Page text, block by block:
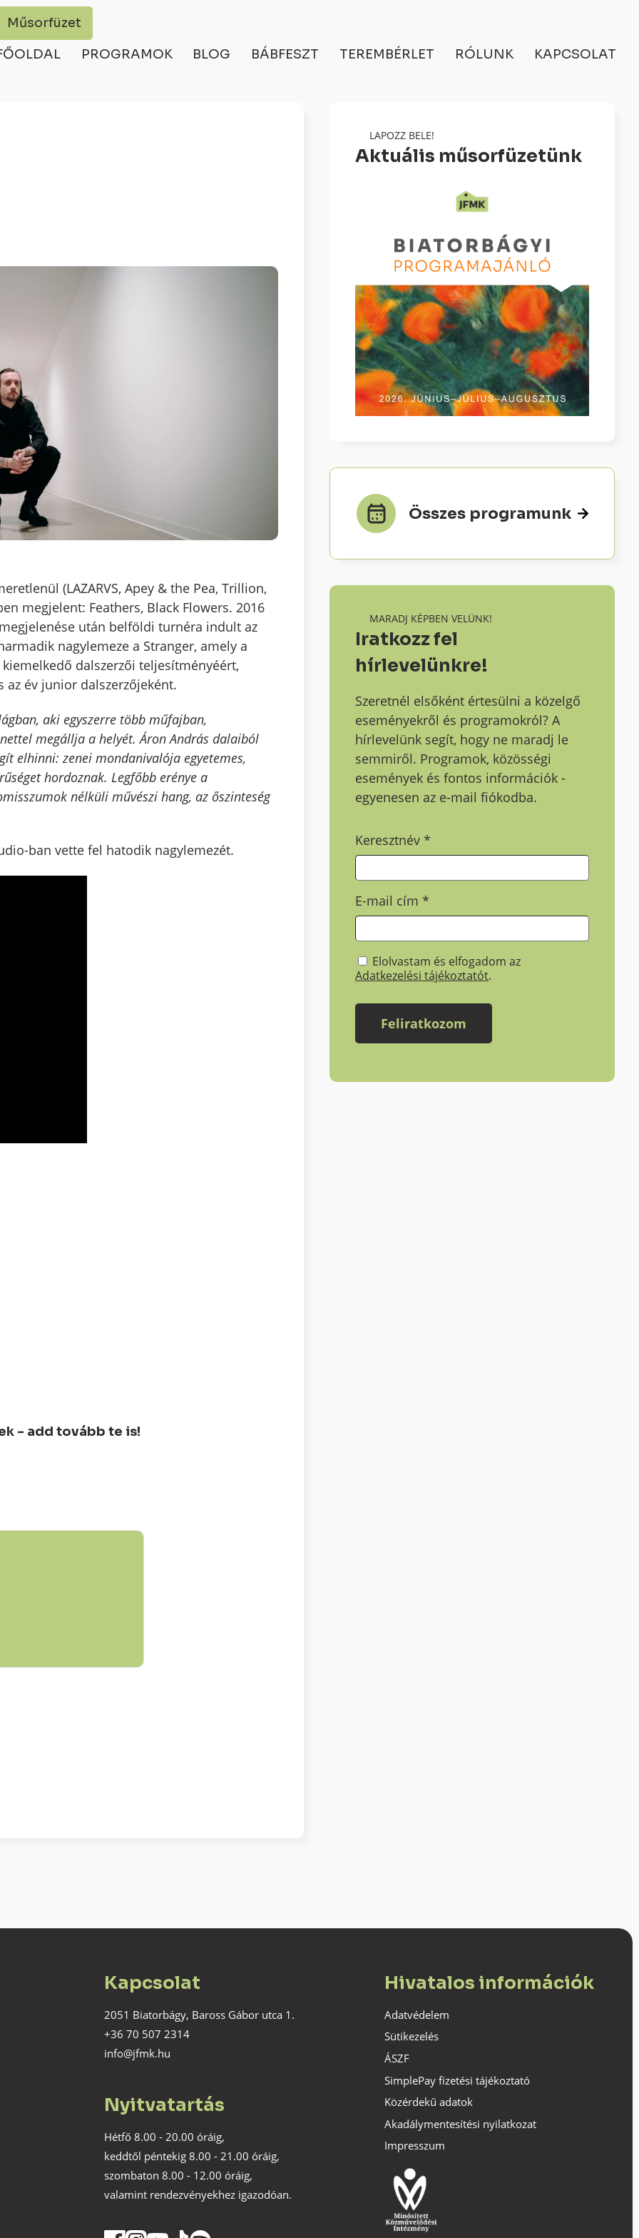
Műsorfüzet
PROGRAMOK BLOG BÁBFESZT TEREMBÉRLET RÓLUNK KAPCSOLAT
(LAZARVS, Apey & the Pea, Trillion,
megjelent: Feathers, Black Flowers. 2016
után belföldi turnéra indult az
nagylemeze a Stranger, amely a
dalszerzői teljesítményéért,
az év junior dalszerzőjeként.
aki egyszerre több műfajban,
megállja a helyét. Áron András dalaiból
elhinni: zenei mondanivalója egyetemes,
hordoznak. Legfőbb erénye a
nélküli művészi hang, az őszinteség
ban vette fel hatodik nagylemezét.
- add tovább te is!
LAPOZZ BELE!
Aktuális műsorfüzetünk
Összes programunk
MARADJ KÉPBEN VELÜNK!
Iratkozz fel
hírlevelünkre!
Szeretnél elsőként értesülni a közelgő
eseményekről és programokról? A
hírlevelünk segít, hogy ne maradj le
semmiről. Programok, közösségi
események és fontos információk -
egyenesen az e-mail fiókodba.
Keresztnév*
E-mail cím*
Elolvastam és elfogadom az
Adatkezelési tájékoztatót.
Kapcsolat
2051 Biatorbágy, Baross Gábor utca 1.
+36 70 507 2314
info@jfmk.hu
Nyitvatartás
Hétfő 8.00 - 20.00 óráig,
keddtől péntekig 8.00 - 21.00 óráig,
szombaton 8.00 - 12.00 óráig,
valamint rendezvényekhez igazodóan.
Hivatalos információk
Adatvédelem
Sütikezelés
ÁSZF
SimplePay fizetési tájékoztató
Közérdekű adatok
Akadálymentesítési nyilatkozat
Impresszum